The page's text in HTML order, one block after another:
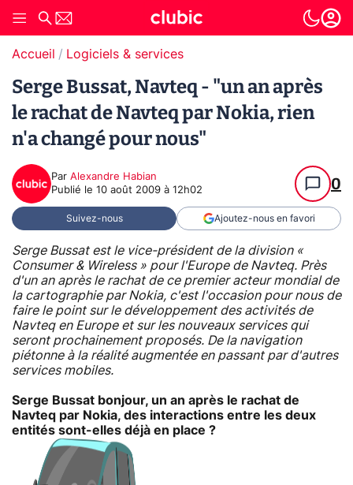
Accueil Logiciels & services
Serge Bussat, Navteq - "un an après
le rachat de Navteq par Nokia, rien
n'a changé pour nous"
Par Alexandre Habian
Publié le 10 août 2009 à 12h02 0
Suivez-nous Ajoutez-nous en favori
Serge Bussat est le vice-président de la division «
Consumer & Wireless » pour l'Europe de Navteq. Près
d'un an après le rachat de ce premier acteur mondial de
la cartographie par Nokia, c'est l'occasion pour nous de
faire le point sur le développement des activités de
Navteq en Europe et sur les nouveaux services qui
seront prochainement proposés. De la navigation
piétonne à la réalité augmentée en passant par d'autres
services mobiles.
Serge Bussat bonjour, un an après le rachat de
Navteq par Nokia, des interactions entre les deux
entités sont-elles déjà en place ?